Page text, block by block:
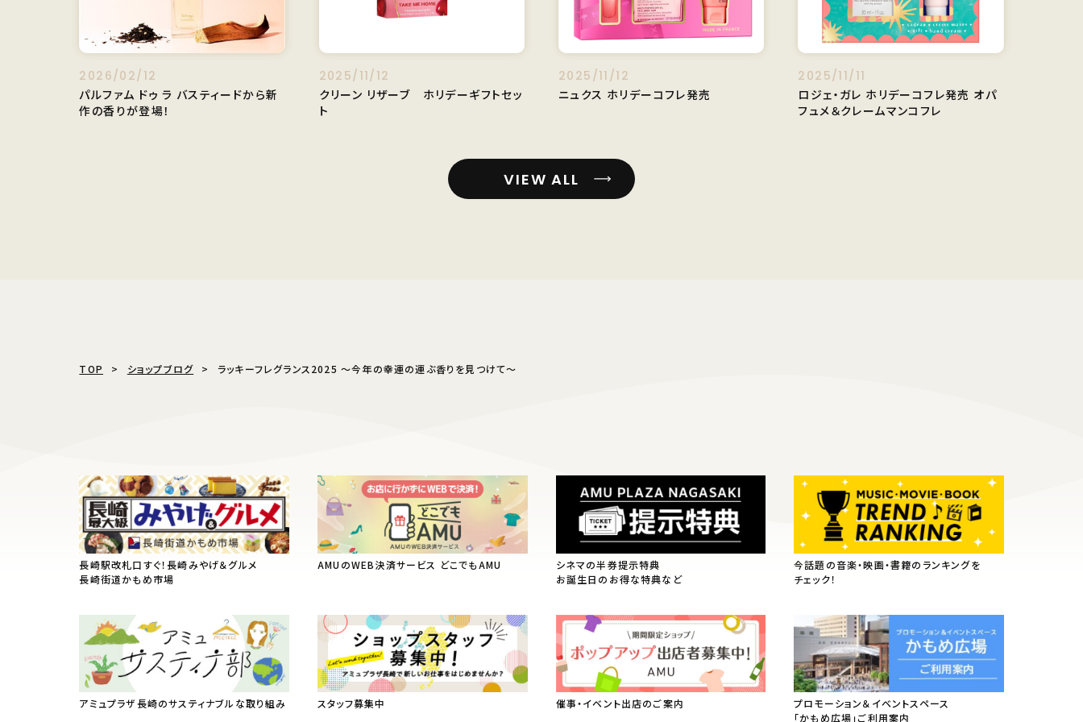
2026/02/12
パルファム ドゥ ラ バスティードから新
作の香りが登場！
2025/11/12
クリーン リザーブ ホリデーギフトセッ
ト
2025/11/12
ニュクス ホリデーコフレ発売
2025/11/11
ロジェ・ガレ ホリデーコフレ発売 オパ
フュメ＆クレームマンコフレ
VIEW ALL
TOP ショップブログ ラッキーフレグランス2025 ～今年の幸運の運ぶ香りを見つけて～
長崎駅改札口すぐ！長崎みやげ＆グルメ
長崎街道かもめ市場
AMUのWEB決済サービス どこでもAMU
シネマの半券提示特典
お誕生日のお得な特典など
今話題の音楽・映画・書籍のランキングを
チェック！
アミュプラザ長崎のサスティナブルな取り組み スタッフ募集中 催事・イベント出店のご案内
プロモーション＆イベントスペース
「かもめ広場」ご利用案内